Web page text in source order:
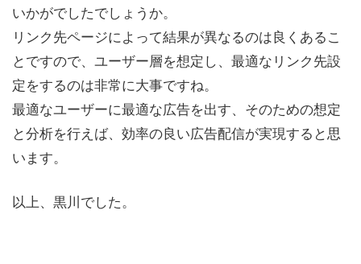
いかがでしたでしょうか。
リンク先ページによって結果が異なるのは良くあるこ
とですので、ユーザー層を想定し、最適なリンク先設
定をするのは非常に大事ですね。
最適なユーザーに最適な広告を出す、そのための想定
と分析を行えば、効率の良い広告配信が実現すると思
います。
以上、黒川でした。